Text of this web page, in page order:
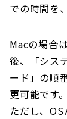
での時間を
Macの場合
後、「シス
ード」の順
更可能です。
ただし、